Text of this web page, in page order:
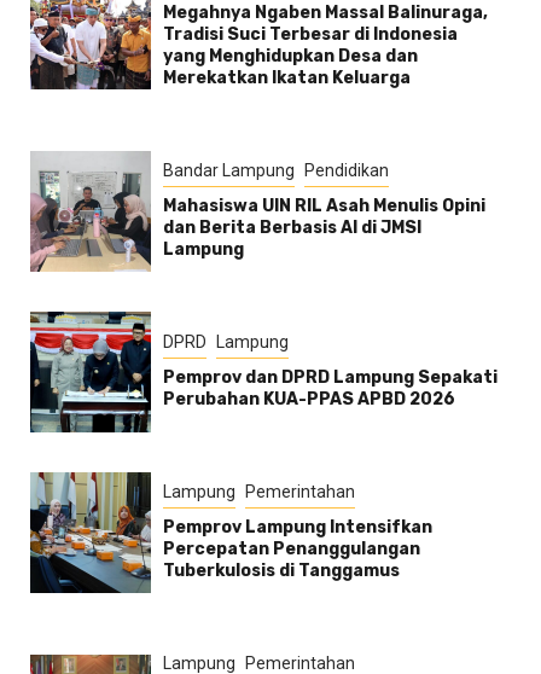
Megahnya Ngaben Massal Balinuraga,
Tradisi Suci Terbesar di Indonesia
yang Menghidupkan Desa dan
Merekatkan Ikatan Keluarga
Bandar Lampung Pendidikan
Mahasiswa UIN RIL Asah Menulis Opini
dan Berita Berbasis AI di JMSI
Lampung
DPRD Lampung
Pemprov dan DPRD Lampung Sepakati
Perubahan KUA-PPAS APBD 2026
Lampung Pemerintahan
Pemprov Lampung Intensifkan
Percepatan Penanggulangan
Tuberkulosis di Tanggamus
Lampung Pemerintahan